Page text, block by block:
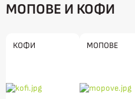
МОПОВЕ И КОФИ
КОФИ МОПОВЕ